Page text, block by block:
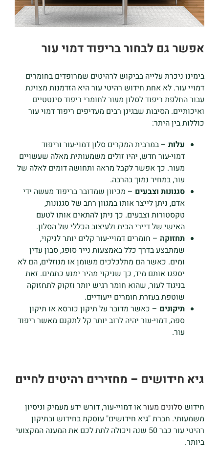
אפשר גם לבחור בריפוד דמוי עור
בימינו ניכרת עלייה בביקוש לרהיטים שמרופדים בחומרים
דמויי עור. לא אחת חידוש רהיטי עור היא הזדמנות מצוינת
עבור החלפת ריפוד לסלון מעור לחומרי ריפוד סינטטיים
ואיכותיים. הסיבות שבגינן רבים מעדיפים ריפוד דמוי עור
כוללות בין היתר:
עלות – במרבית המקרים סלון דמוי-עור וריפוד
דמוי-עור חדש, יהיו זולים משמעותית מאלה שעשויים
מעור. כך אפשר לקבל מראה ותחושה דומים לאלה של
עור, במחיר נמוך בהרבה.
סגנונות וצבעים – מכיוון שמדובר בריפוד מעשה ידי
אדם, ניתן לייצר אותו במגוון רחב של סגנונות,
טקסטורות וצבעים. כך ניתן להתאים אותו לטעם
האישי של דיירי הבית ולעיצוב הכללי של הסלון.
תחזוקה – חומרים דמויי-עור קלים יותר לניקוי,
שמתבצע בדרך כלל באמצעות נייר סופג, סבון עדין
ומים. כאשר הם מתלכלכים משומן או מנוזלים, הם לא
יספגו אותם מיד, כך שניקוי מהיר ימנע כתמים. זאת
בניגוד לעור, שהוא חומר רגיש יותר וזקוק לתחזוקה
שוטפת בעזרת חומרים ייעודיים.
תיקונים – כאשר מדובר על תיקון כורסא או תיקון
ספה, דמוי-עור יהיה לרוב יותר קל לתקנם מאשר ריפוד
עור.
גיא חידושים – מחזירים רהיטים לחיים
חידוש סלונים מעוראו דמויי-עור, דורש ידע מעמיק וניסיון
משמעותי. חברת "גיא חידושים" עוסקת בחידוש ובתיקון
רהיטי עור כבר 50 שנה ויכולה לתת לכם את המענה המקצועי
ביותר.